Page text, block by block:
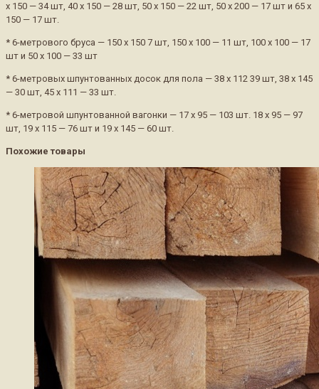
х 150 — 34 шт, 40 х 150 — 28 шт, 50 х 150 — 22 шт, 50 х 200 — 17 шт и 65 х
150 — 17 шт.
* 6-метрового бруса — 150 х 150 7 шт, 150 х 100 — 11 шт, 100 х 100 — 17
шт и 50 х 100 — 33 шт
* 6-метровых шпунтованных досок для пола — 38 х 112 39 шт, 38 х 145
— 30 шт, 45 х 111 — 33 шт.
* 6-метровой шпунтованной вагонки — 17 х 95 — 103 шт. 18 х 95 — 97
шт, 19 х 115 — 76 шт и 19 х 145 — 60 шт.
Похожие товары